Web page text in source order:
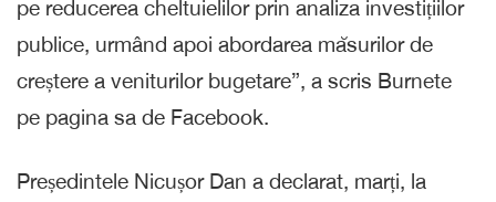
pe reducerea cheltuielilor prin analiza investițiilor
publice, urmând apoi abordarea măsurilor de
creștere a veniturilor bugetare”, a scris Burnete
pe pagina sa de Facebook.
Președintele Nicușor Dan a declarat, marți, la